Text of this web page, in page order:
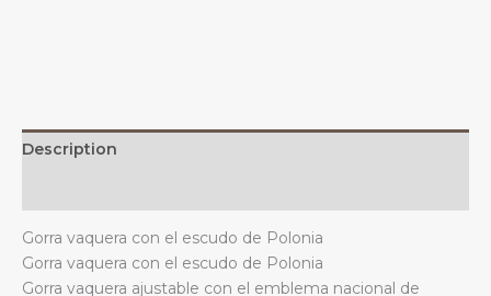
negro
quantity
Description
Gorra vaquera con el escudo de Polonia
Gorra vaquera con el escudo de Polonia
Gorra vaquera ajustable con el emblema nacional de